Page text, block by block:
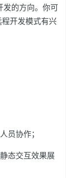
发的方向。你可
开发模式有兴
员协作；
态交互效果展